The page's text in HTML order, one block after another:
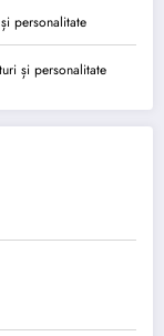
personalitate
și personalitate